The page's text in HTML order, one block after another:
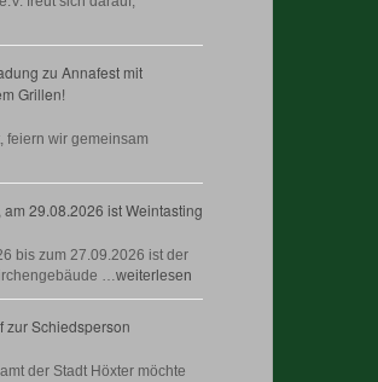
zu Annafest mit
Grillen!
feiern wir gemeinsam
29.08.2026 ist Weintasting
bis zum 27.09.2026 ist der
…weiterlesen
zur Schiedsperson
der Stadt Höxter möchte